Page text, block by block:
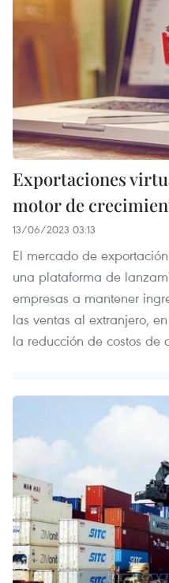
Exportaciones
motor de
13/06/2023 03:13
El mercado de
una plataforma de
empresas a mantener
las ventas al extranjero,
la reducción de costos de